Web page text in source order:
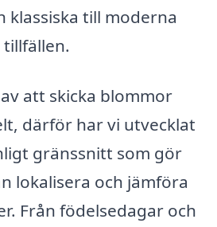
klassiska till moderna
att skicka blommor
därför har vi utvecklat
gränssnitt som gör
lokalisera och jämföra
Från födelsedagar och